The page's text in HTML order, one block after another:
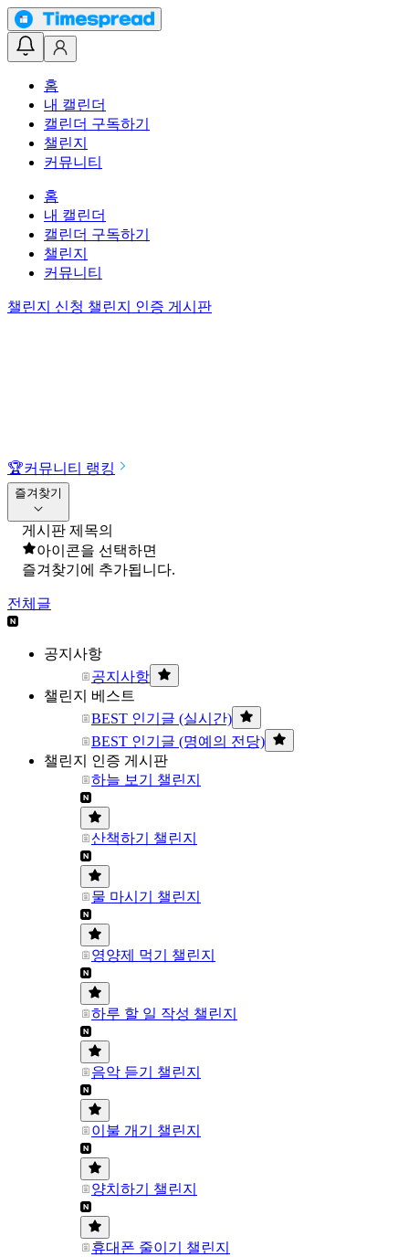
홈
내 캘린더
캘린더 구독하기
챌린지
커뮤니티
홈
내 캘린더
캘린더 구독하기
챌린지
커뮤니티
챌린지 신청 챌린지 인증 게시판
🏆커뮤니티 랭킹
즐겨찾기
게시판 제목의
아이콘을 선택하면
즐겨찾기에 추가됩니다.
전체글
공지사항
공지사항
챌린지 베스트
BEST 인기글 (실시간)
BEST 인기글 (명예의 전당)
챌린지 인증 게시판
하늘 보기 챌린지
산책하기 챌린지
물 마시기 챌린지
영양제 먹기 챌린지
하루 할 일 작성 챌린지
음악 듣기 챌린지
이불 개기 챌린지
양치하기 챌린지
휴대폰 줄이기 챌린지